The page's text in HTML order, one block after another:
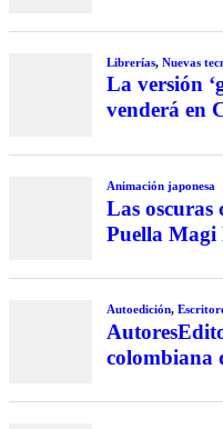
Librerías, Nuevas
La versión
venderá en
Animación japonesa
Las oscuras
Puella
Autoedición,
colombiana